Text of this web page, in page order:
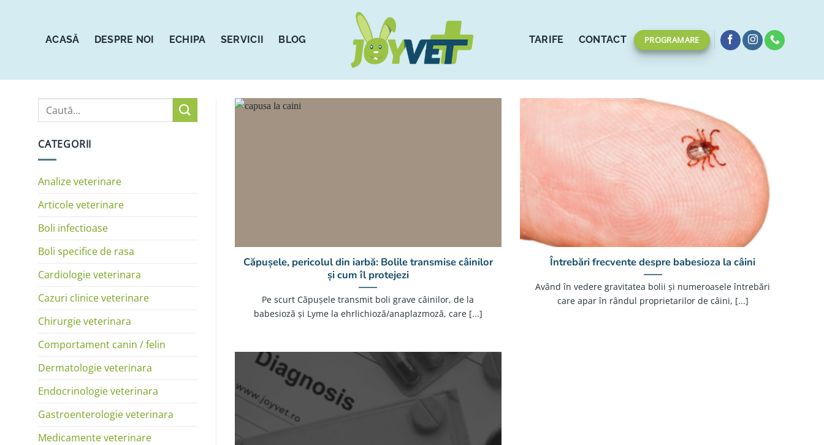
ACASĂ DESPRE NOI ECHIPA SERVICII BLOG TARIFE CONTACT PROGRAMARE
CATEGORII
Analize veterinare
Articole veterinare
Boli infectioase
Boli specifice de rasa
Cardiologie veterinara
Cazuri clinice veterinare
Chirurgie veterinara
Comportament canin / felin
Dermatologie veterinara
Endocrinologie veterinara
Gastroenterologie veterinara
Medicamente veterinare
Căpușele, pericolul din iarbă: Bolile transmise câinilor
și cum îl protejezi
Pe scurt Căpușele transmit boli grave câinilor, de la
babesioză și Lyme la ehrlichioză/anaplazmoză, care [...]
Întrebări frecvente despre babesioza la câini
Având în vedere gravitatea bolii și numeroasele întrebări
care apar în rândul proprietarilor de câini, [...]